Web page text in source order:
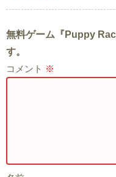
無料ゲーム『Puppy
す。
コメント ※